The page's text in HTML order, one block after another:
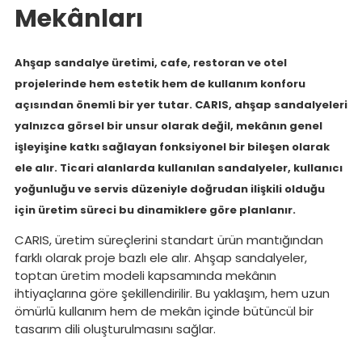
Mekânları
Ahşap sandalye üretimi, cafe, restoran ve otel
projelerinde hem estetik hem de kullanım konforu
açısından önemli bir yer tutar. CARIS, ahşap sandalyeleri
yalnızca görsel bir unsur olarak değil, mekânın genel
işleyişine katkı sağlayan fonksiyonel bir bileşen olarak
ele alır. Ticari alanlarda kullanılan sandalyeler, kullanıcı
yoğunluğu ve servis düzeniyle doğrudan ilişkili olduğu
için üretim süreci bu dinamiklere göre planlanır.
CARIS, üretim süreçlerini standart ürün mantığından
farklı olarak proje bazlı ele alır. Ahşap sandalyeler,
toptan üretim modeli kapsamında mekânın
ihtiyaçlarına göre şekillendirilir. Bu yaklaşım, hem uzun
ömürlü kullanım hem de mekân içinde bütüncül bir
tasarım dili oluşturulmasını sağlar.